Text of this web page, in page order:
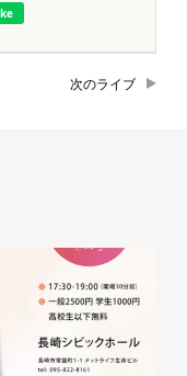
次のライブ